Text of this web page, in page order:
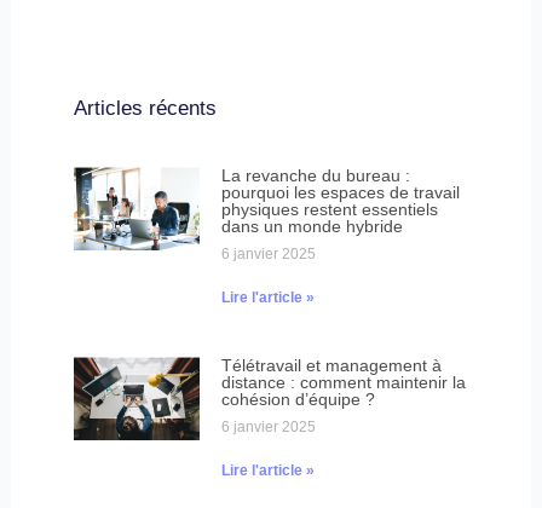
Articles récents
La revanche du bureau :
pourquoi les espaces de travail
physiques restent essentiels
dans un monde hybride
6 janvier 2025
Lire l'article »
Télétravail et management à
distance : comment maintenir la
cohésion d’équipe ?
6 janvier 2025
Lire l'article »